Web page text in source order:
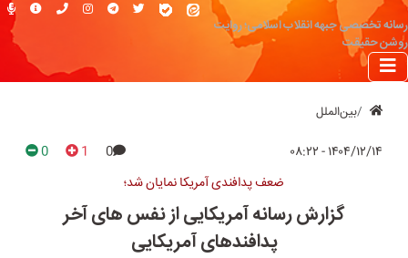
رسانه تخصصی جبهه انقلاب اسلامی؛ روایت
روشن حقیقت
بین‌الملل
۱۴۰۴/۱۲/۱۴ - ۰۸:۲۲ 0
1
0
ضعف پدافندی آمریکا نمایان شد؛
گزارش رسانه آمریکایی از نفس های آخر
پدافندهای آمریکایی